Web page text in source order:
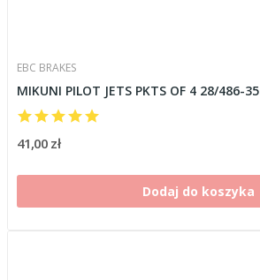
EBC BRAKES
MIKUNI PILOT JETS PKTS OF 4 28/486-35
41,00 zł
Dodaj do koszyka